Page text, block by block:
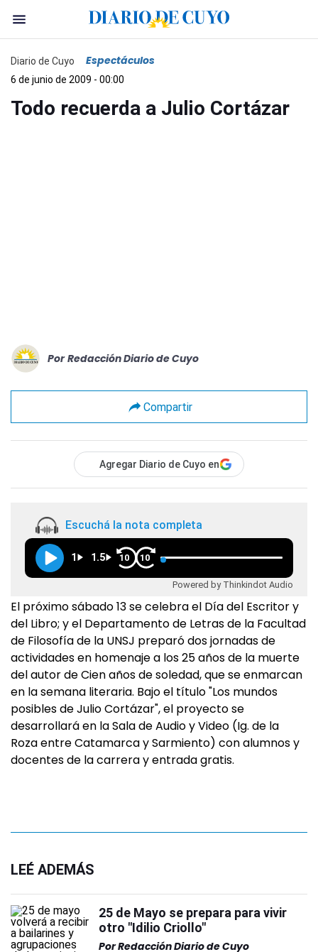
Diario de Cuyo Espectáculos
6 de junio de 2009 - 00:00
Todo recuerda a Julio Cortázar
Por Redacción Diario de Cuyo
Compartir
Agregar Diario de Cuyo en
Escuchá la nota completa
1 1.5 10 10
Powered by Thinkindot Audio
El próximo sábado 13 se celebra el Día del Escritor y
del Libro; y el Departamento de Letras de la Facultad
de Filosofía de la UNSJ preparó dos jornadas de
actividades en homenaje a los 25 años de la muerte
del autor de Cien años de soledad, que se enmarcan
en la semana literaria. Bajo el título "Los mundos
posibles de Julio Cortázar", el proyecto se
desarrollará en la Sala de Audio y Video (Ig. de la
Roza entre Catamarca y Sarmiento) con alumnos y
docentes de la carrera y entrada gratis.
LEÉ ADEMÁS
25 de Mayo se prepara para vivir
otro "Idilio Criollo"
PorRedacción Diario de Cuyo